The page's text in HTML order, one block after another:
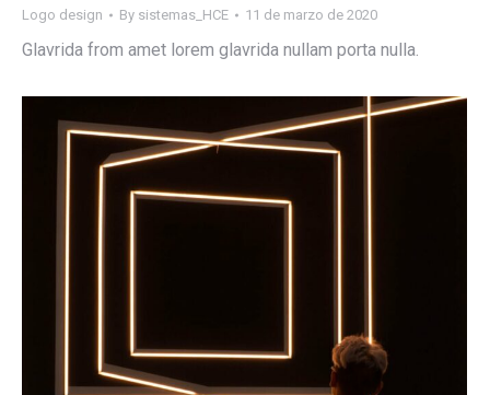
Logo design By sistemas_HCE 11 de marzo de 2020
Glavrida from amet lorem glavrida nullam porta nulla.